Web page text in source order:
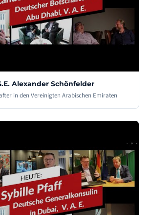
Alexander Schönfelder
in den Vereinigten Arabischen Emiraten